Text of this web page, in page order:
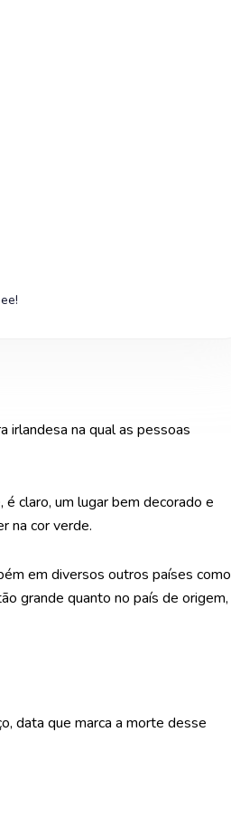
irlandesa na qual as pessoas
claro, um lugar bem decorado e
na cor verde.
em diversos outros países como
grande quanto no país de origem,
data que marca a morte desse